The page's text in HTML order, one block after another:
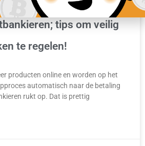
tips om veilig
te regelen!
producten online en worden op het
automatisch naar de betaling
rukt op. Dat is prettig